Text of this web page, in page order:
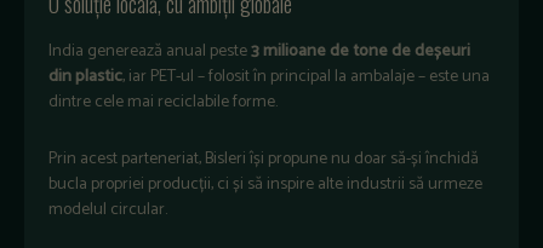
India generează anual peste3 milioane de tone de deșeuri
din plastic, iar PET-ul – folosit în principal la ambalaje – este una
dintre cele mai reciclabile forme.
Prin acest parteneriat, Bisleri își propune nu doar să-și închidă
bucla propriei producții, ci și să inspire alte industrii să urmeze
modelul circular.